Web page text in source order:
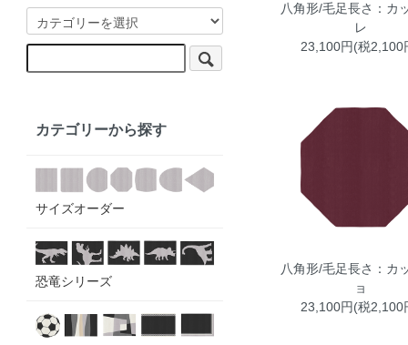
八角形/毛足長さ：カ
レ
23,100円(税2,100
八角形/毛足長さ：カ
ョ
23,100円(税2,100
カテゴリーから探す
サイズオーダー
恐竜シリーズ